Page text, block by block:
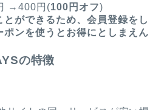
→400円(100円オフ)
とができるため、会員登録をし
ポンを使うとお得にとしまえん
の特徴